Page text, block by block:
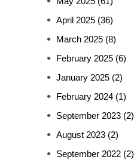
April 2025 (36)
March 2025 (8)
February 2025 (6)
January 2025 (2)
February 2024 (1)
September 2023 (2)
August 2023 (2)
September 2022 (2)